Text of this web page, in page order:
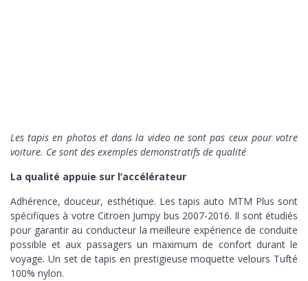
Les tapis en photos et dans la video ne sont pas ceux pour votre
voiture. Ce sont des exemples demonstratifs de qualité
La qualité appuie sur l’accélérateur
Adhérence, douceur, esthétique. Les tapis auto MTM Plus sont
spécifiques à votre Citroen Jumpy bus 2007-2016. Il sont étudiés
pour garantir au conducteur la meilleure expérience de conduite
possible et aux passagers un maximum de confort durant le
voyage. Un set de tapis en prestigieuse moquette velours Tufté
100% nylon.